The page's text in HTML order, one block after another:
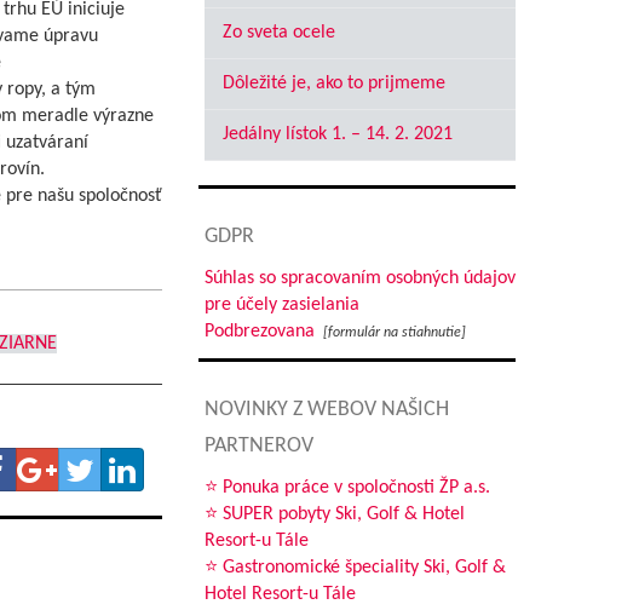
EÚ iniciuje
úpravu
ropy, a tým
meradle výrazne
uzatváraní
našu spoločnosť
Zo sveta ocele
Dôležité je, ako to prijmeme
Jedálny lístok 1. – 14. 2. 2021
GDPR
Súhlas so spracovaním osobných údajov
pre účely zasielania
Podbrezovana
[formulár na stiahnutie]
NOVINKY Z WEBOV NAŠICH
PARTNEROV
⭐ Ponuka práce v spoločnosti ŽP a.s.
⭐ SUPER pobyty Ski, Golf & Hotel
Resort-u Tále
⭐ Gastronomické špeciality Ski, Golf &
Hotel Resort-u Tále